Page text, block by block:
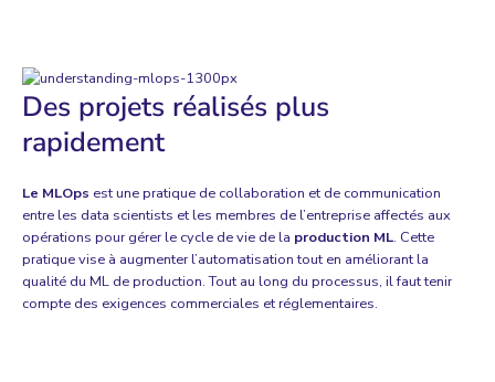
Des projets réalisés plus
rapidement
Le MLOps est une pratique de collaboration et de communication
entre les data scientists et les membres de l’entreprise affectés aux
opérations pour gérer le cycle de vie de la production ML. Cette
pratique vise à augmenter l’automatisation tout en améliorant la
qualité du ML de production. Tout au long du processus, il faut tenir
compte des exigences commerciales et réglementaires.